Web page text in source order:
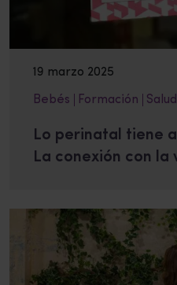
19 marzo 2025
Bebés Formación
Lo perinatal tiene
La conexión con la